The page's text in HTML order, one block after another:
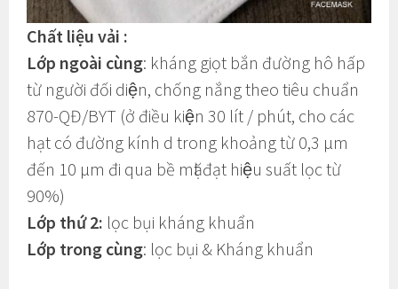
Chất liệu vải :
Lớp ngoài cùng: kháng giọt bắn đường hô hấp
từ người đối diện, chống nắng theo tiêu chuẩn
870-QĐ/BYT (ở điều kiện 30 lít / phút, cho các
hạt có đường kính d trong khoảng từ 0,3 µm
đến 10 µm đi qua bề mặt đạt hiệu suất lọc từ
90%)
Lớp thứ 2: lọc bụi kháng khuẩn
Lớp trong cùng: lọc bụi & Kháng khuẩn